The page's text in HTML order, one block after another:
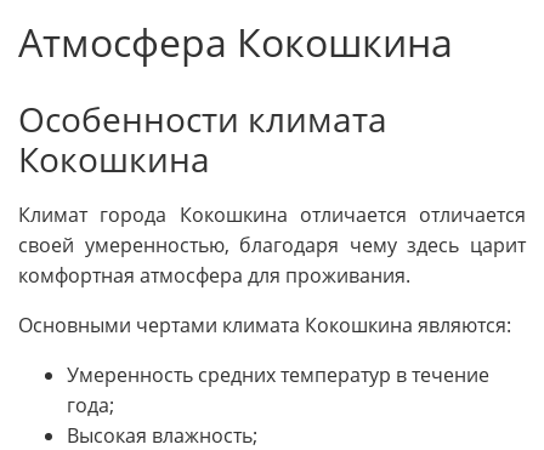
Атмосфера Кокошкина
Особенности климата
Кокошкина
Климат города Кокошкина отличается отличается
своей умеренностью, благодаря чему здесь царит
комфортная атмосфера для проживания.
Основными чертами климата Кокошкина являются:
Умеренность средних температур в течение
года;
Высокая влажность;